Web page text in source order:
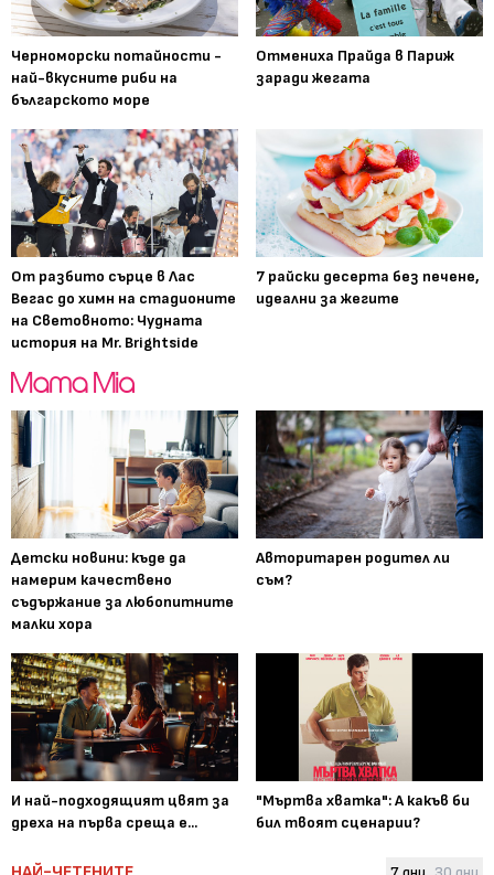
Черноморски потайности -
най-вкусните риби на
българското море
Отмениха Прайда в Париж
заради жегата
От разбито сърце в Лас
Вегас до химн на стадионите
на Световното: Чудната
история на Mr. Brightside
7 райски десерта без печене,
идеални за жегите
Детски новини: къде да
намерим качествено
съдържание за любопитните
малки хора
Авторитарен родител ли
съм?
И най-подходящият цвят за
дреха на първа среща е...
"Мъртва хватка": А какъв би
бил твоят сценарии?